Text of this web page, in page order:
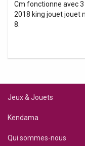
Cm fonctionne avec
2018 king jouet jouet
8.
Jeux & Jouets
Kendama
Qui sommes-nous